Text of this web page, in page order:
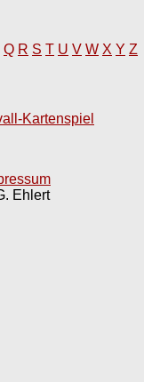
Q R S T U V W X Y Z
Ehlert